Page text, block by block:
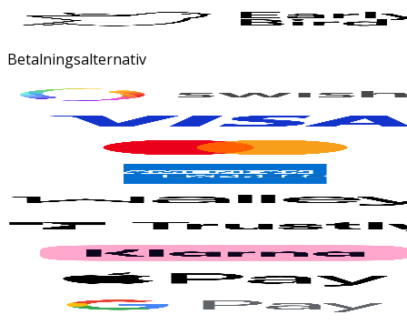
Betalningsalternativ